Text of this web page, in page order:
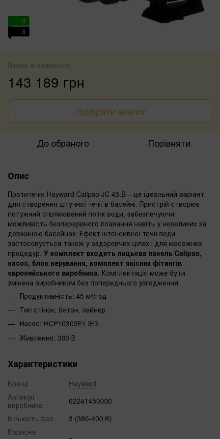
8
8
Немає в наявності
143 189 грн
Підібрати аналог
До обраного Порівняти
Опис
Протитечія Hayward Calipso JC 45.B – це ідеальний варіант
для створення штучної течії в басейні. Пристрій створює
потужний спрямований потік води, забезпечуючи
можливість безперервного плавання навіть у невеликих за
довжиною басейнах. Ефект інтенсивної течії води
застосовується також у оздоровчих цілях і для масажних
процедур. У комплект входить лицьова панель Calipso,
насос, блок керування, комплект якісних фітингів
європейського виробника. Комплектація може бути
змінена виробником без попереднього узгодження.
Продуктивність: 45 м³/год
Тип стінок: бетон, лайнер
Насос: HCP10303E1 IE3
Живлення: 380 В
Характеристики
Бренд
Hayward
Артикул
виробника
62241450000
Кількість фаз
3 (380-400 В)
Корисна